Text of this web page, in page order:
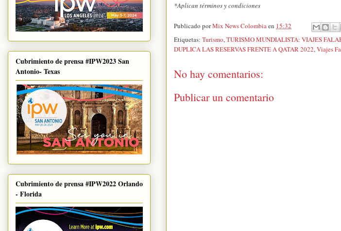
*Aplican términos y condiciones
Publicado porMix News Colombiaen 15:32
Etiquetas: Turismo,TURISMO MUNDIALISTA: VIAJES
DUPLICA LAS RESERVAS FRENTE A QATAR 2022,Viajes
No hay comentarios:
Publicar un comentario
Cubrimiento de prensa #IPW2023 San
Antonio- Texas
Cubrimiento de prensa #IPW2022 Orlando
- Florida